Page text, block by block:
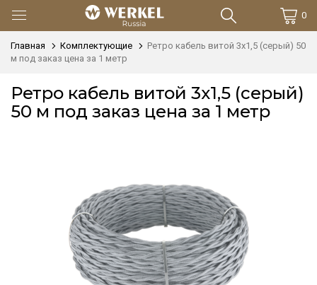
0
Главная Комплектующие
Ретро кабель витой 3х1,5 (серый) 50
м под заказ цена за 1 метр
Ретро кабель витой 3х1,5 (серый)
50 м под заказ цена за 1 метр